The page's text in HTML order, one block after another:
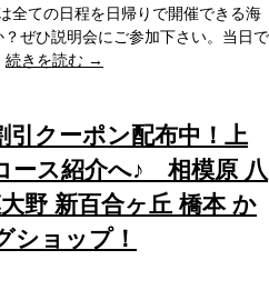
全ての日程を日帰りで開催できる海
ぜひ説明会にご参加下さい。当日で
続きを読む →
引クーポン配布中！上
ース紹介へ♪ 相模原 八
野 新百合ヶ丘 橋本 か
ショップ！